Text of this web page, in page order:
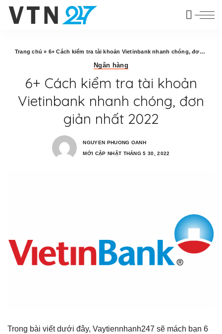
Trang chủ » 6+ Cách kiểm tra tài khoản Vietinbank nhanh chóng, đơn giản nhất 2022
Ngân hàng
6+ Cách kiểm tra tài khoản
Vietinbank nhanh chóng, đơn
giản nhất 2022
NGUYEN PHUONG OANH
MỚI CẬP NHẬT THÁNG 5 30, 2022
Trong bài viết dưới đây, Vaytiennhanh247 sẽ mách bạn 6